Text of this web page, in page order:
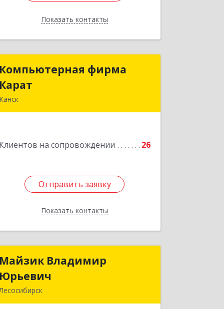
Показать контакты
Назад
Компьютерная фирма
Карат
Канск
Клиентов на сопровождении 26
Отправить заявку
Показать контакты
Компьютерная фирма
Подробнее
Отправить заявку
Назад
Майзик Владимир
Юрьевич
Майзик Владимир